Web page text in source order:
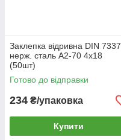
Заклепка відривна DIN 7337
нерж. сталь А2-70 4х18
(50шт)
Готово до відправки
234 ₴/упаковка
Купити